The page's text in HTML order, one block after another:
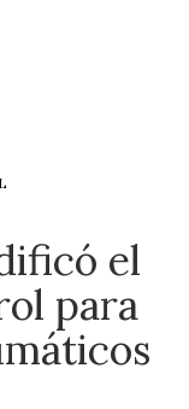
el
para